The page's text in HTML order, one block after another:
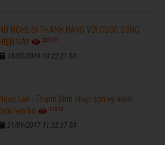
NỮ NGHỆ SĨ THANH HẰNG VỚI CUỘC SỐNG
HIỆN NAY
32573
18/05/2016 10:22:21 SA
Ngọc Lan - Thanh Bình chụp ảnh kỷ niệm
hẹn hò
17819
21/09/2017 11:02:37 SA